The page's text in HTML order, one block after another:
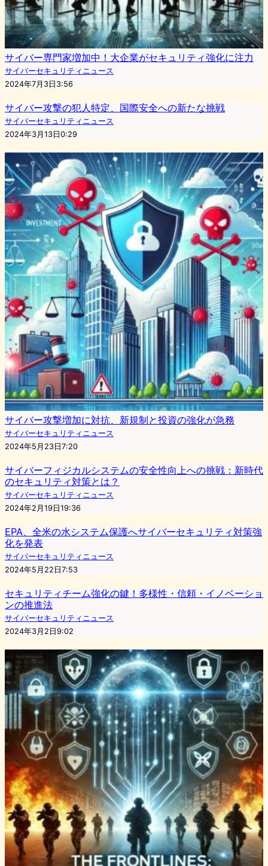
サイバー専門家増加中！大企業がセキュリティ強化に注力
サイバーセキュリティニュース
2024年7月3日3:56
サイバー攻撃の犯人特定、国際安全への新たな挑戦
サイバーセキュリティニュース
2024年3月13日0:29
サイバー攻撃増加に対抗、新規制と投資の強化が急務
サイバーセキュリティニュース
2024年5月23日7:20
サイバーフィジカルシステムの安全性向上への挑戦：新時代
のセキュリティ対策とは？
サイバーセキュリティニュース
2024年2月19日19:36
EPA、全米の水システム保護へサイバーセキュリティ対策強
化を発表
サイバーセキュリティニュース
2024年5月22日7:53
セキュリティチーム強化の鍵！多様性・信頼・イノベーショ
ンの推進法
サイバーセキュリティニュース
2024年3月2日9:02